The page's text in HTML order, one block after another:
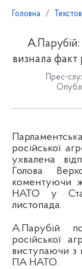
Головна
визнала факт
Прес-
російської
ухвалена
Голова
коментуючи
НАТО у
листопада.
А.Парубій
російської
виступаючи з
ПА НАТО.